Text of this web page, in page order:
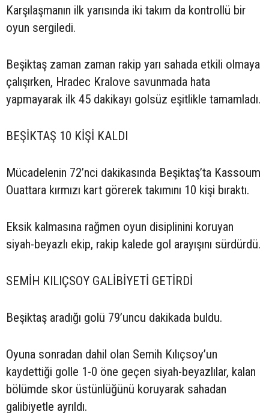
Karşılaşmanın ilk yarısında iki takım da kontrollü bir
oyun sergiledi.
Beşiktaş zaman zaman rakip yarı sahada etkili olmaya
çalışırken, Hradec Kralove savunmada hata
yapmayarak ilk 45 dakikayı golsüz eşitlikle tamamladı.
BEŞİKTAŞ 10 KİŞİ KALDI
Mücadelenin 72’nci dakikasında Beşiktaş’ta Kassoum
Ouattara kırmızı kart görerek takımını 10 kişi bıraktı.
Eksik kalmasına rağmen oyun disiplinini koruyan
siyah-beyazlı ekip, rakip kalede gol arayışını sürdürdü.
SEMİH KILIÇSOY GALİBİYETİ GETİRDİ
Beşiktaş aradığı golü 79’uncu dakikada buldu.
Oyuna sonradan dahil olan Semih Kılıçsoy’un
kaydettiği golle 1-0 öne geçen siyah-beyazlılar, kalan
bölümde skor üstünlüğünü koruyarak sahadan
galibiyetle ayrıldı.